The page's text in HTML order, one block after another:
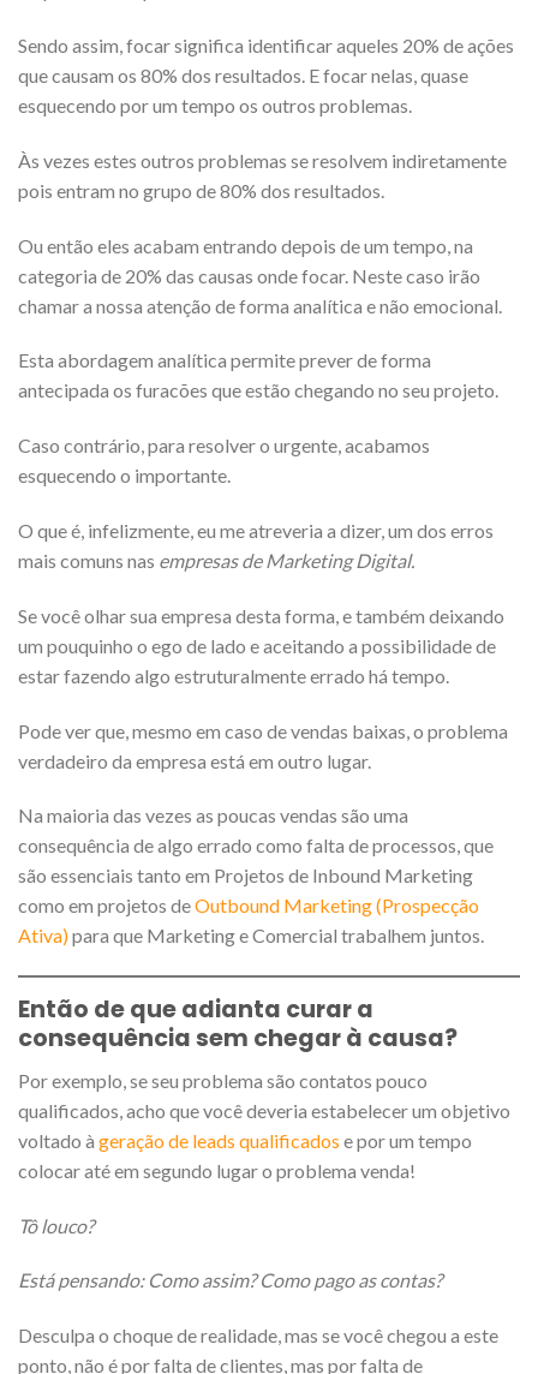
Sendo assim, focar significa identificar aqueles 20% de ações
que causam os 80% dos resultados. E focar nelas, quase
esquecendo por um tempo os outros problemas.
Às vezes estes outros problemas se resolvem indiretamente
pois entram no grupo de 80% dos resultados.
Ou então eles acabam entrando depois de um tempo, na
categoria de 20% das causas onde focar. Neste caso irão
chamar a nossa atenção de forma analítica e não emocional.
Esta abordagem analítica permite prever de forma
antecipada os furacões que estão chegando no seu projeto.
Caso contrário, para resolver o urgente, acabamos
esquecendo o importante.
O que é, infelizmente, eu me atreveria a dizer, um dos erros
mais comuns nas empresas de Marketing Digital.
Se você olhar sua empresa desta forma, e também deixando
um pouquinho o ego de lado e aceitando a possibilidade de
estar fazendo algo estruturalmente errado há tempo.
Pode ver que, mesmo em caso de vendas baixas, o problema
verdadeiro da empresa está em outro lugar.
Na maioria das vezes as poucas vendas são uma
consequência de algo errado como falta de processos, que
são essenciais tanto em Projetos de Inbound Marketing
como em projetos deOutbound Marketing(Prospecção
Ativa)para que Marketing e Comercial trabalhem juntos.
Então de que adianta curar a
consequência sem chegar à causa?
Por exemplo, se seu problema são contatos pouco
qualificados, acho que você deveria estabelecer um objetivo
voltado à geração de leads qualificados e por um tempo
colocar até em segundo lugar o problema venda!
Tô louco?
Está pensando: Como assim? Como pago as contas?
Desculpa o choque de realidade, mas se você chegou a este
ponto, não é por falta de clientes, mas por falta de